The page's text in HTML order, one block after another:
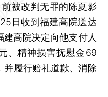
被改判无罪的陈夏影
日收到福建高院送达
高院决定向他支付人
、精神损害抚慰金69
履行赔礼道歉、消除